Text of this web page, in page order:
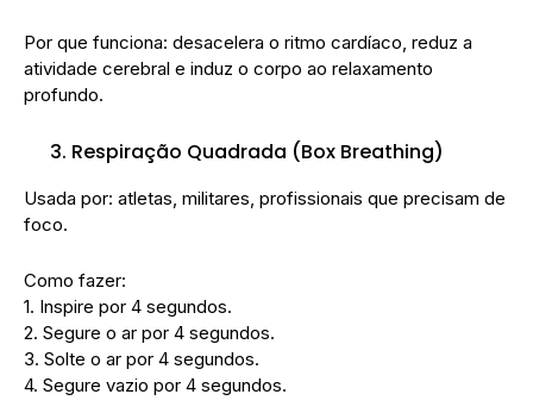
Por que funciona: desacelera o ritmo cardíaco, reduz a
atividade cerebral e induz o corpo ao relaxamento
profundo.
Respiração Quadrada (Box Breathing)
Usada por: atletas, militares, profissionais que precisam de
foco.
Como fazer:
1. Inspire por 4 segundos.
2. Segure o ar por 4 segundos.
3. Solte o ar por 4 segundos.
4. Segure vazio por 4 segundos.